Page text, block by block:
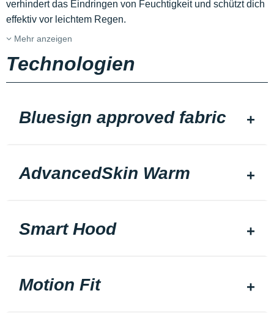
verhindert das Eindringen von Feuchtigkeit und schützt dich
effektiv vor leichtem Regen.
Mehr anzeigen
Technologien
Bluesign approved fabric
AdvancedSkin Warm
Smart Hood
Motion Fit